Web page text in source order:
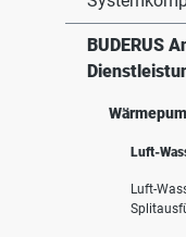
BUDERUS
Luft-
Luft-